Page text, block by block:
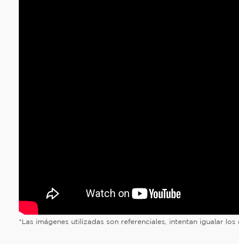
*Las imágenes utilizadas son referenciales, intentan igualar